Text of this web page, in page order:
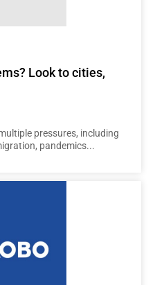
Look to cities,
pressures, including
pandemics...